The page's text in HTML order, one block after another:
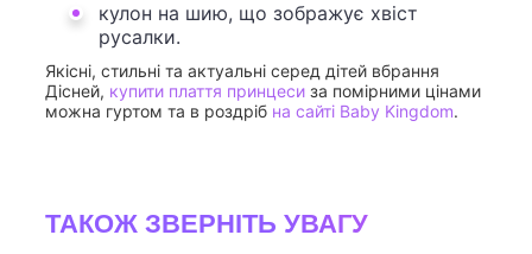
кулон на шию, що зображує хвіст
русалки.
Якісні, стильні та актуальні серед дітей вбрання
Дісней, купити плаття принцеси за помірними цінами
можна гуртом та в роздріб на сайті Baby Kingdom.
ТАКОЖ ЗВЕРНІТЬ УВАГУ